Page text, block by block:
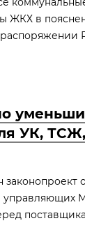
ЖКХ в
распоряжении
УК,
законопроект